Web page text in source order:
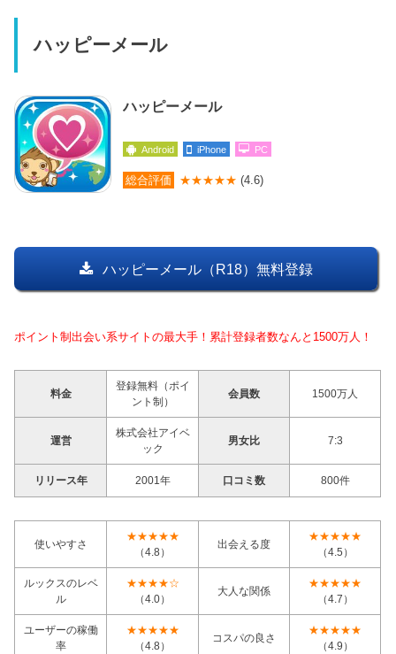
ハッピーメール
ハッピーメール
Android iPhone PC
総合評価 ★★★★★ (4.6)
ハッピーメール（R18）無料登録
ポイント制出会い系サイトの最大手！累計登録者数なんと1500万人！
料金
登録無料（ポイ
ント制）
会員数 1500万人
運営
株式会社アイベ
ック
男女比 7:3
リリース年 2001年 口コミ数 800件
使いやすさ
★★★★★
（4.8）
出会える度
★★★★★
（4.5）
ルックスのレベ
ル
★★★★☆
（4.0）
大人な関係
★★★★★
（4.7）
ユーザーの稼働
率
★★★★★
（4.8）
コスパの良さ
★★★★★
（4.9）